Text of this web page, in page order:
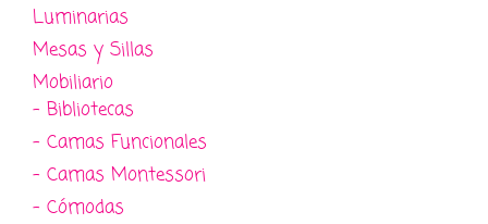
Luminarias
Mesas y Sillas
Mobiliario
- Bibliotecas
- Camas Funcionales
- Camas Montessori
- Cómodas